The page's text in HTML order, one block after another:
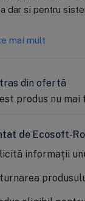
dar si pentru
mai mult
din ofertă
produs nu mai
de Ecosoft-
informații